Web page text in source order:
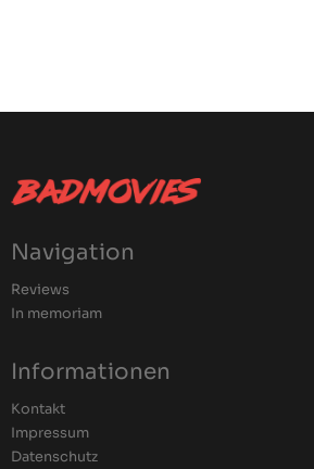
Navigation
Reviews
In memoriam
Informationen
Kontakt
Impressum
Datenschutz